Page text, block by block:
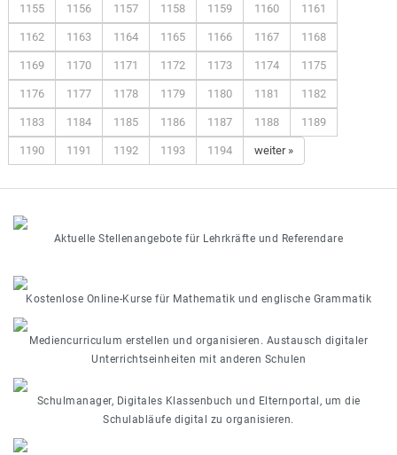
1155 1156 1157 1158 1159 1160 1161
1162 1163 1164 1165 1166 1167 1168
1169 1170 1171 1172 1173 1174 1175
1176 1177 1178 1179 1180 1181 1182
1183 1184 1185 1186 1187 1188 1189
1190 1191 1192 1193 1194 weiter »
Aktuelle Stellenangebote für Lehrkräfte und Referendare
Kostenlose Online-Kurse für Mathematik und englische Grammatik
Mediencurriculum erstellen und organisieren. Austausch digitaler
Unterrichtseinheiten mit anderen Schulen
Schulmanager, Digitales Klassenbuch und Elternportal, um die
Schulabläufe digital zu organisieren.